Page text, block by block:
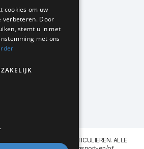
aan BEDRIJVEN en PARTICULIEREN. ALLE
cookies om uw
verbeteren. Door
stemt u in met
met ons